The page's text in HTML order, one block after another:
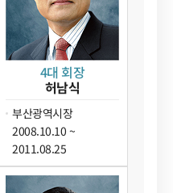
4대 회장
허남식
부산광역시장
2008.10.10 ~
2011.08.25